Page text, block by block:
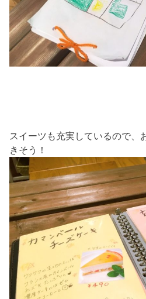
スイーツも充実しているので、
きそう！